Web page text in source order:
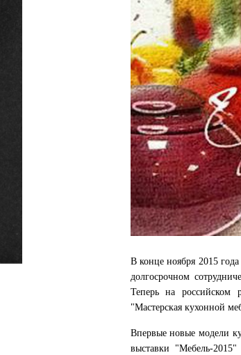
В конце ноября 2015
долгосрочном
Теперь на российском
"Мастерская кухонной
Впервые новые модели
выставки "Мебель-